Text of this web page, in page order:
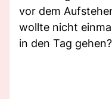
vor dem
wollte nicht
in den Tag gehen?